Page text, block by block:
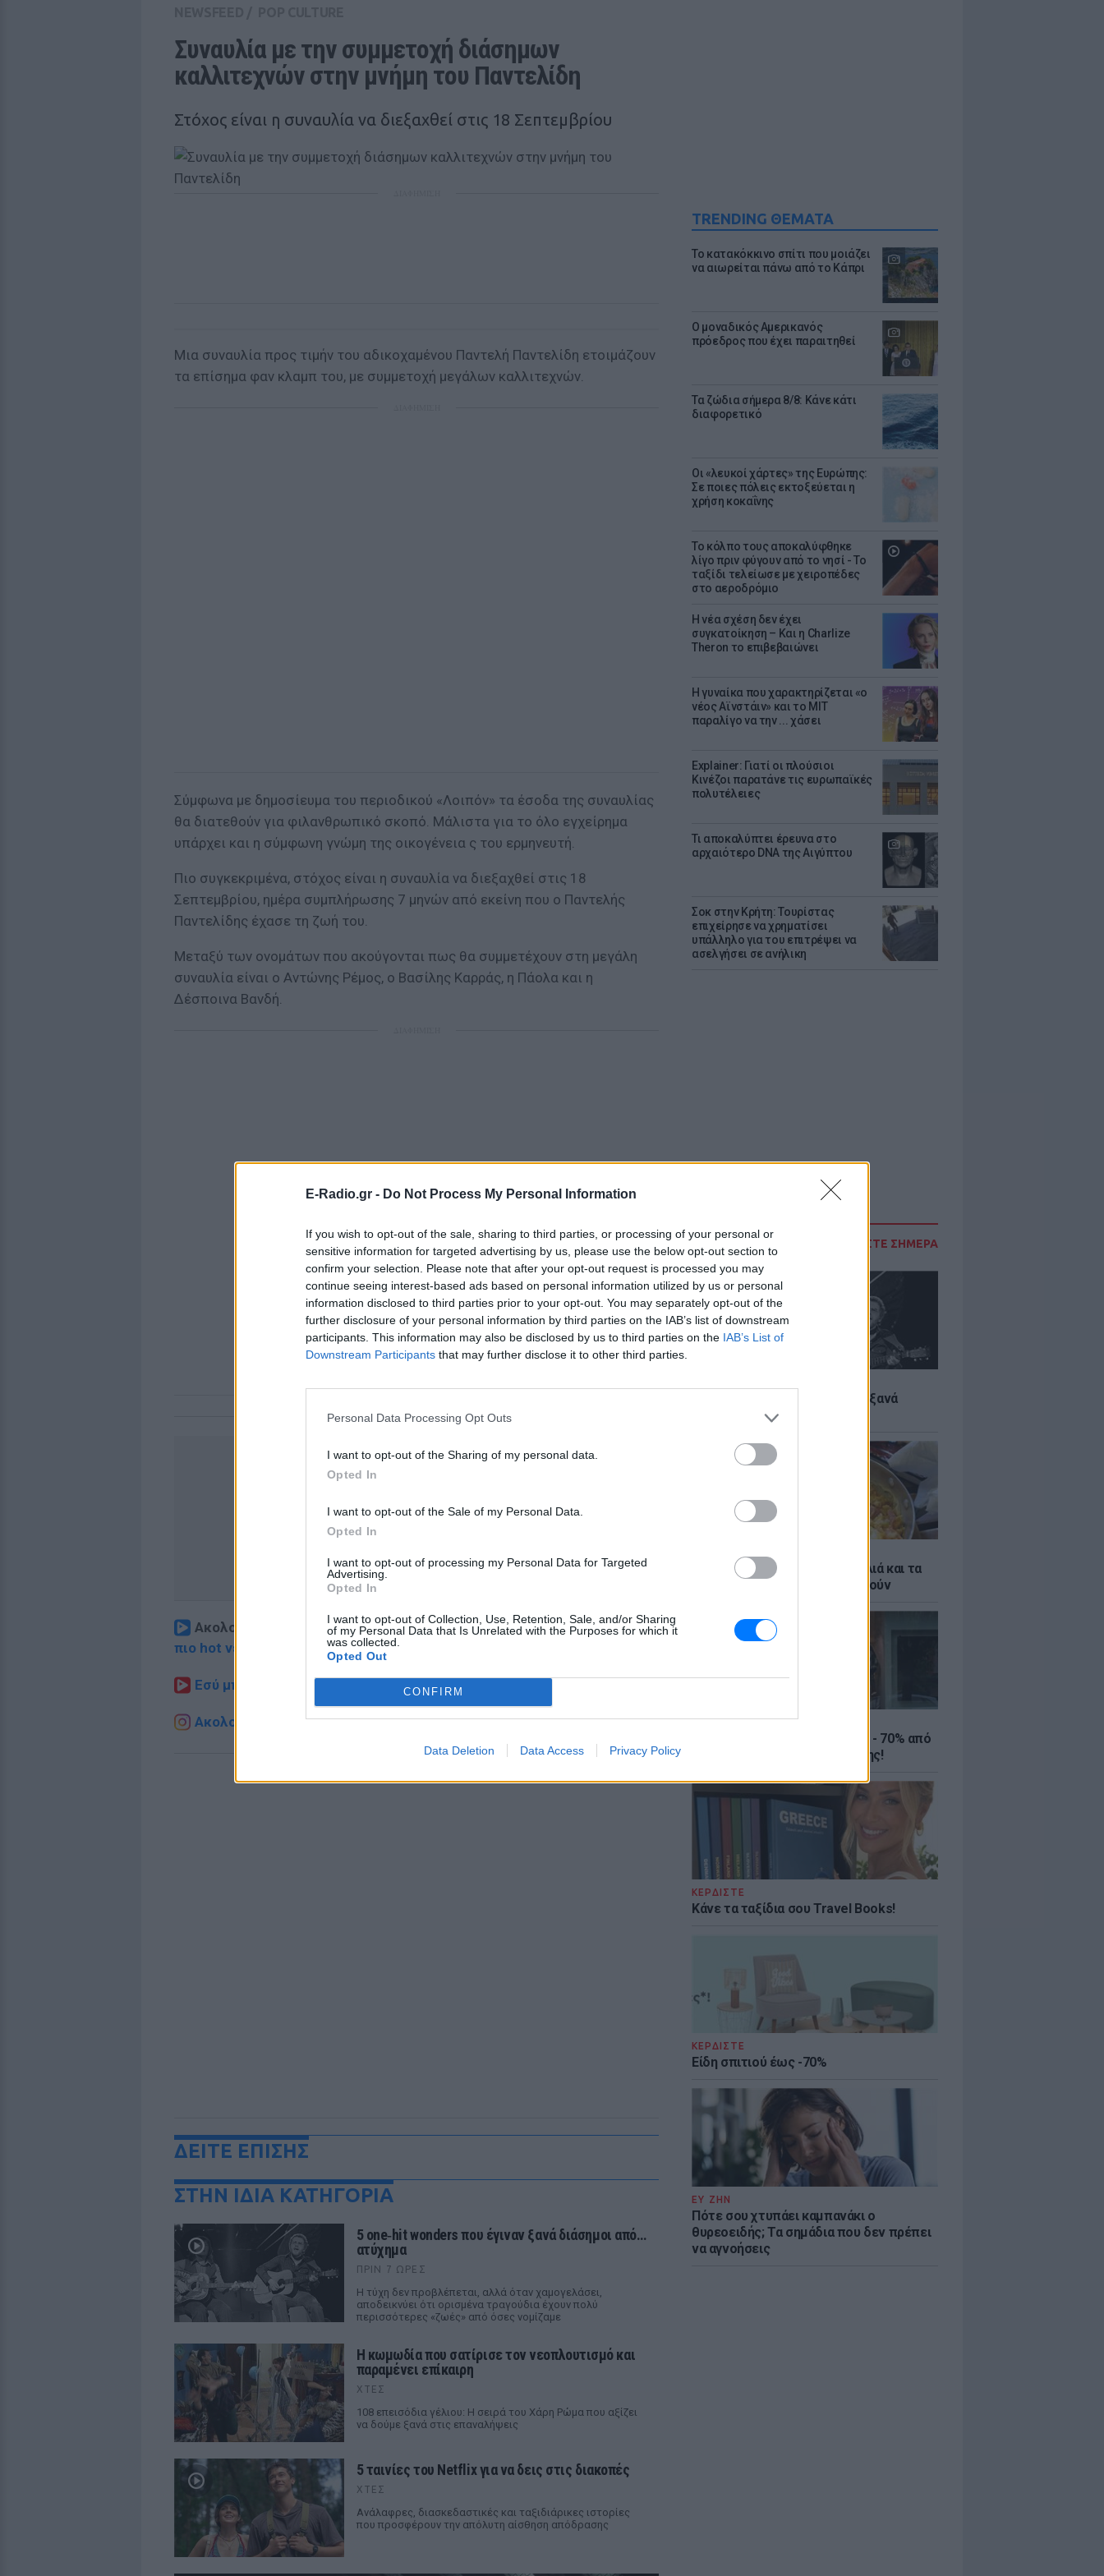
E-Radio.gr - Do Not Process My Personal Information
If you wish to opt-out of the sale, sharing to third parties, or processing of your personal or
sensitive information for targeted advertising by us, please use the below opt-out section to
confirm your selection. Please note that after your opt-out request is processed you may
continue seeing interest-based ads based on personal information utilized by us or personal
information disclosed to third parties prior to your opt-out. You may separately opt-out of the
further disclosure of your personal information by third parties on the IAB’s list of downstream
participants. This information may also be disclosed by us to third parties on the IAB’s List of
Downstream Participants that may further disclose it to other third parties.
Personal Data Processing Opt Outs
I want to opt-out of the Sharing of my personal data.
Opted In
I want to opt-out of the Sale of my Personal Data.
Opted In
I want to opt-out of processing my Personal Data for Targeted
Advertising.
Opted In
I want to opt-out of Collection, Use, Retention, Sale, and/or Sharing
of my Personal Data that Is Unrelated with the Purposes for which it
was collected.
Opted Out
CONFIRM
Data Deletion Data Access Privacy Policy
TRENDING ΘΕΜΑΤΑ
Το κατακόκκινο σπίτι που μοιάζει
να αιωρείται πάνω από το Κάπρι
Ο μοναδικός Αμερικανός
πρόεδρος που έχει παραιτηθεί
Τα ζώδια σήμερα 8/8: Κάνε κάτι
διαφορετικό
Οι «λευκοί χάρτες» της Ευρώπης:
Σε ποιες πόλεις εκτοξεύεται η
χρήση κοκαΐνης
Το κόλπο τους αποκαλύφθηκε
λίγο πριν φύγουν από το νησί - Το
ταξίδι τελείωσε με χειροπέδες
στο αεροδρόμιο
Η νέα σχέση δεν έχει
συγκατοίκηση – Και η Charlize
Theron το επιβεβαιώνει
Η γυναίκα που χαρακτηρίζεται «ο
νέος Αϊνστάιν» και το MIT
παραλίγο να την ... χάσει
Explainer: Γιατί οι πλούσιοι
Κινέζοι παρατάνε τις ευρωπαϊκές
πολυτέλειες
Τι αποκαλύπτει έρευνα στο
αρχαιότερο DNA της Αιγύπτου
Σοκ στην Κρήτη: Τουρίστας
επιχείρησε να χρηματίσει
υπάλληλο για του επιτρέψει να
ασελγήσει σε ανήλικη
ΔΙΑΒΑΣΤΕ ΣΗΜΕΡΑ
5 one-hit wonders που έγιναν ξανά
διάσημοι από… ατύχημα
Ελληνικό γιαούρτι: Μία κουταλιά και τα
scrambled eggs θα απογειωθούν
ΚΕΡΔΙΣΤΕ
Καλοκαιρινές εκπτώσεις έως - 70% από
τα μεγαλύτερα eshops ένδυσης!
ΚΕΡΔΙΣΤΕ
Κάνε τα ταξίδια σου Travel Books!
ΚΕΡΔΙΣΤΕ
Είδη σπιτιού έως -70%
ΕΥ ΖΗΝ
Πότε σου χτυπάει καμπανάκι ο
θυρεοειδής; Τα σημάδια που δεν πρέπει
να αγνοήσεις
Συναυλία με την συμμετοχή διάσημων
καλλιτεχνών στην μνήμη του Παντελίδη
Στόχος είναι η συναυλία να διεξαχθεί στις 18 Σεπτεμβρίου
Μια συναυλία προς τιμήν του αδικοχαμένου Παντελή Παντελίδη ετοιμάζουν
τα επίσημα φαν κλαμπ του, με συμμετοχή μεγάλων καλλιτεχνών.
Σύμφωνα με δημοσίευμα του περιοδικού «Λοιπόν» τα έσοδα της συναυλίας
θα διατεθούν για φιλανθρωπικό σκοπό. Μάλιστα για το όλο εγχείρημα
υπάρχει και η σύμφωνη γνώμη της οικογένεια ς του ερμηνευτή.
Πιο συγκεκριμένα, στόχος είναι η συναυλία να διεξαχθεί στις 18
Σεπτεμβρίου, ημέρα συμπλήρωσης 7 μηνών από εκείνη που ο Παντελής
Παντελίδης έχασε τη ζωή του.
Μεταξύ των ονομάτων που ακούγονται πως θα συμμετέχουν στη μεγάλη
συναυλία είναι ο Αντώνης Ρέμος, ο Βασίλης Καρράς, η Πάολα και η
Δέσποινα Βανδή.
ΔΙΑΦΗΜΙΣΗ
Ακολουθήστε το E-Radio.gr στοGoogle Newsκαι μάθετε πρώτοιτα
πιο hot νέα
Εσύ μπήκες στο E-Daily.gr; Τα νέα της ημέρας και ότι σου κάνει κλικ!
Ακολουθήστε το E-Radio.gr και στο Instagram
ΔΙΑΦΗΜΙΣΗ
ΔΕΙΤΕ ΕΠΙΣΗΣ
ΣΤΗΝ ΙΔΙΑ ΚΑΤΗΓΟΡΙΑ
5 one‑hit wonders που έγιναν ξανά διάσημοι από…
ατύχημα
ΠΡΙΝ 7 ΏΡΕΣ
Η τύχη δεν προβλέπεται, αλλά όταν χαμογελάσει,
αποδεικνύει ότι ορισμένα τραγούδια έχουν πολύ
περισσότερες «ζωές» από όσες νομίζαμε
Η κωμωδία που σατίρισε τον νεοπλουτισμό και
παραμένει επίκαιρη
ΧΤΕΣ
108 επεισόδια γέλιου: Η σειρά του Χάρη Ρώμα που αξίζει
να δούμε ξανά στις επαναλήψεις
5 ταινίες του Netflix για να δεις στις διακοπές
ΧΤΕΣ
Aνάλαφρες, διασκεδαστικές και ταξιδιάρικες ιστορίες
που προσφέρουν την απόλυτη αίσθηση απόδρασης